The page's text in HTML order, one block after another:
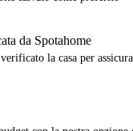
da Spotahome
la casa per